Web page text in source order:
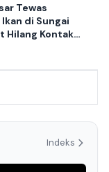
Tewas
di Sungai
Hilang Kontak
Indeks